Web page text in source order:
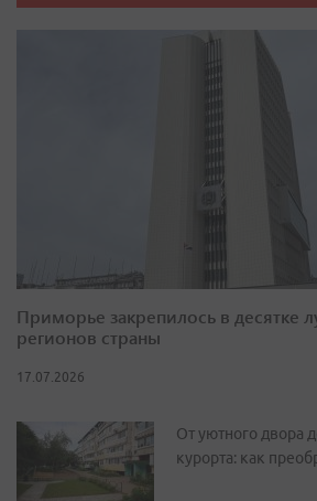
Приморье закрепилось в десятке
регионов страны
17.07.2026
От уютного двора
курорта: как